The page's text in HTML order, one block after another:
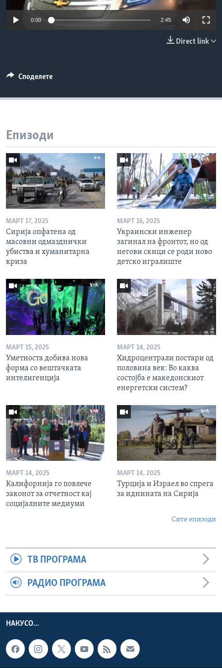
ИНТЕРВЈУА
Јазици
0:00 2:45
Direct link
Споделете
Епизоди
МАРТ 17, 2025
Сирија опфатена од
масовни одмазднички
убиства и хуманитарна
криза
МАРТ 16, 2025
Украински инженер
загинал на фронтот, но од
негови скици се роди ново
детско игралиште
МАРТ 15, 2025
Уметноста добива нова
форма со вештачката
интелигенција
МАРТ 14, 2025
Хидроцентрали постари од
половина век: Во каква
состојба е македонскиот
енергетски систем?
МАРТ 14, 2025
Калифорнија го повлече
законот за отчетност кај
социјалните медиуми
МАРТ 14, 2025
Турција и Израел во спрега
за иднината на Сирија
Сите епизоди
ТВ ПРОГРАМА
РАДИО ПРОГРАМА
НАКУСО...